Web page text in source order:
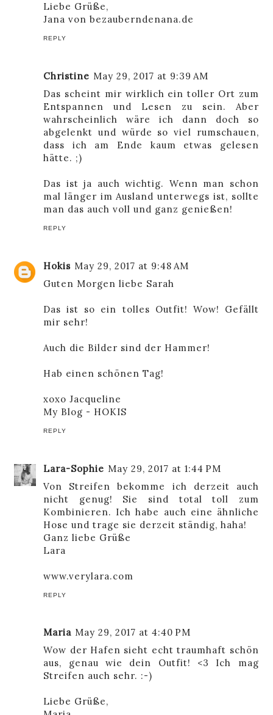
Liebe Grüße,
Jana vonbezauberndenana.de
REPLY
Christine May 29, 2017 at 9:39 AM
Das scheint mir wirklich ein toller Ort zum
Entspannen und Lesen zu sein. Aber
wahrscheinlich wäre ich dann doch so
abgelenkt und würde so viel rumschauen,
dass ich am Ende kaum etwas gelesen
hätte. ;)
Das ist ja auch wichtig. Wenn man schon
mal länger im Ausland unterwegs ist, sollte
man das auch voll und ganz genießen!
REPLY
Hokis May 29, 2017 at 9:48 AM
Guten Morgen liebe Sarah
Das ist so ein tolles Outfit! Wow! Gefällt
mir sehr!
Auch die Bilder sind der Hammer!
Hab einen schönen Tag!
xoxo Jacqueline
My Blog - HOKIS
REPLY
Lara-Sophie May 29, 2017 at 1:44 PM
Von Streifen bekomme ich derzeit auch
nicht genug! Sie sind total toll zum
Kombinieren. Ich habe auch eine ähnliche
Hose und trage sie derzeit ständig, haha!
Ganz liebe Grüße
Lara
www.verylara.com
REPLY
Maria May 29, 2017 at 4:40 PM
Wow der Hafen sieht echt traumhaft schön
aus, genau wie dein Outfit! <3 Ich mag
Streifen auch sehr. :-)
Liebe Grüße,